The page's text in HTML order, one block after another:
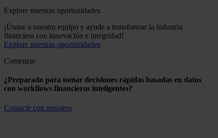
Explore nuestras oportunidades
¡Únase a nuestro equipo y ayude a transformar la industria
financiera con innovación e integridad!
Explore nuestras oportunidades
Comenzar
¿Preparado para tomar decisiones rápidas basadas en datos
con workflows financieros inteligentes?
Contacte con nosotros